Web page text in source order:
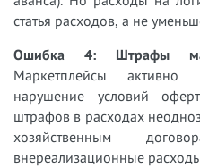
статья расходов, а не
Ошибка 4: Штрафы
Маркетплейсы
нарушение условий
штрафов в расходах
хозяйственным
внереализационные